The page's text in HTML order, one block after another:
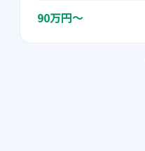
ントロール ・ドキュメ
90万円～